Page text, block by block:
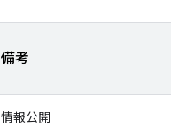
備考
情報公開